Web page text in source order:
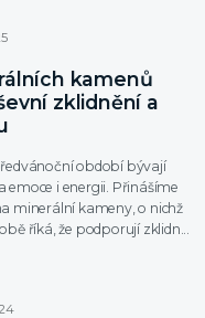
kamenů
zklidnění a
období bývají
emoce i energii. Přinášíme
minerální kameny, o nichž
říká, že podporují zklidn...